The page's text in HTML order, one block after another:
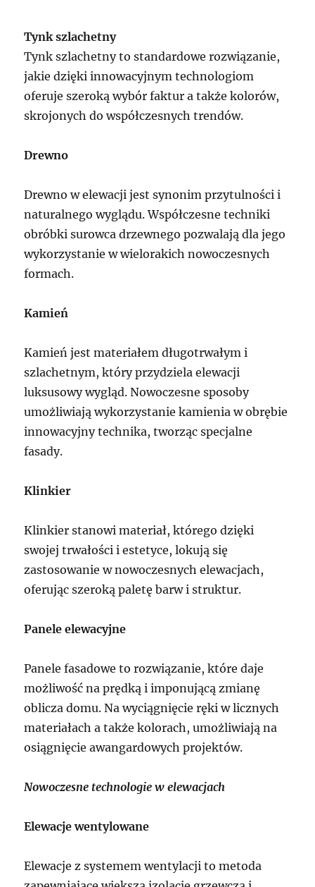
Tynk szlachetny
Tynk szlachetny to standardowe rozwiązanie,
jakie dzięki innowacyjnym technologiom
oferuje szeroką wybór faktur a także kolorów,
skrojonych do współczesnych trendów.
Drewno
Drewno w elewacji jest synonim przytulności i
naturalnego wyglądu. Współczesne techniki
obróbki surowca drzewnego pozwalają dla jego
wykorzystanie w wielorakich nowoczesnych
formach.
Kamień
Kamień jest materiałem długotrwałym i
szlachetnym, który przydziela elewacji
luksusowy wygląd. Nowoczesne sposoby
umożliwiają wykorzystanie kamienia w obrębie
innowacyjny technika, tworząc specjalne
fasady.
Klinkier
Klinkier stanowi materiał, którego dzięki
swojej trwałości i estetyce, lokują się
zastosowanie w nowoczesnych elewacjach,
oferując szeroką paletę barw i struktur.
Panele elewacyjne
Panele fasadowe to rozwiązanie, które daje
możliwość na prędką i imponującą zmianę
oblicza domu. Na wyciągnięcie ręki w licznych
materiałach a także kolorach, umożliwiają na
osiągnięcie awangardowych projektów.
Nowoczesne technologie w elewacjach
Elewacje wentylowane
Elewacje z systemem wentylacji to metoda